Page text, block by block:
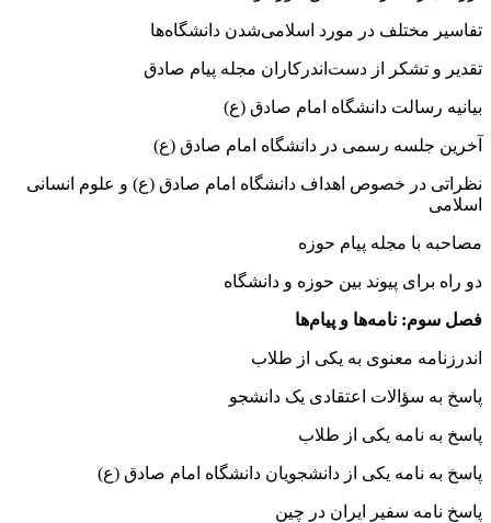
تفاسیر مختلف در مورد اسلامی‌شدن دانشگاه‌‌ها
تقدیر و تشکر از دست‌اندرکاران مجله پیام صادق
بیانیه رسالت دانشگاه امام صادق (ع)
آخرین جلسه رسمی در دانشگاه امام صادق (ع)
نظراتی در خصوص اهداف دانشگاه امام صادق (ع) و علوم انسانی
اسلامی
مصاحبه با مجله پیام حوزه
دو راه برای پیوند بین حوزه و دانشگاه
فصل سوم: نامه‌ها و پیام‌ها
اندرزنامه معنوی به یکی از طلاب
پاسخ به سؤالات اعتقادی یک دانشجو
پاسخ به نامه یکی از طلاب
پاسخ به نامه یکی از دانشجویان دانشگاه امام صادق (ع)
پاسخ نامه سفیر ایران در چین